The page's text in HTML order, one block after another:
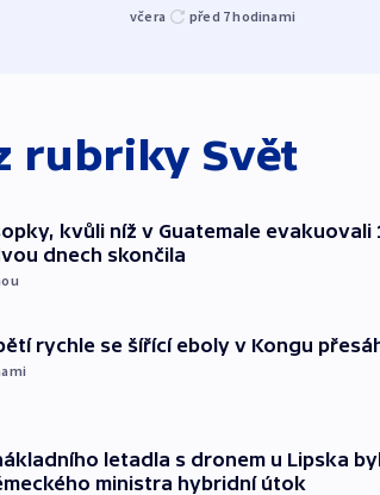
včera před 7hodinami
rubriky Svět
kvůli níž v Guatemale evakuovali
dnech skončila
rychle se šířící eboly v Kongu
letadla s dronem u Lipska
ministra hybridní útok